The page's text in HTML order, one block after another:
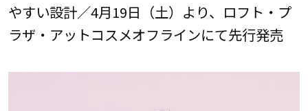
やすい設計／4月19日（土）より、ロフト・プ
ラザ・アットコスメオフラインにて先行発売